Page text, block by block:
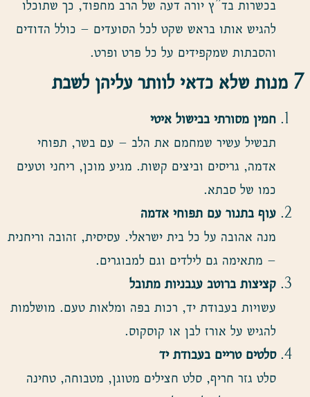
בכשרות בד”ץ יורה דעה של הרב מחפוד, כך שתוכלו
להגיש אותו בראש שקט לכל הסועדים – כולל הדודים
והסבתות שמקפידים על כל פרט ופרט.
7 מנות שלא כדאי לוותר עליהן לשבת
חמין מסורתי בבישול איטי
תבשיל עשיר שמחמם את הלב – עם בשר, תפוחי
אדמה, גריסים וביצים קשות. מגיע מוכן, ריחני וטעים
כמו של סבתא.
עוף בתנור עם תפוחי אדמה
מנה אהובה על כל בית ישראלי. עסיסית, זהובה וריחנית
– מתאימה גם לילדים וגם למבוגרים.
קציצות ברוטב עגבניות מתובל
עשויות בעבודת יד, רכות בפה ומלאות טעם. מושלמות
להגיש על אורז לבן או קוסקוס.
סלטים טריים בעבודת יד
סלט גזר חריף, סלט חצילים מטוגן, מטבוחה, טחינה